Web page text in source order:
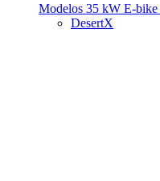
Modelos 35 kW E-bike
DesertX